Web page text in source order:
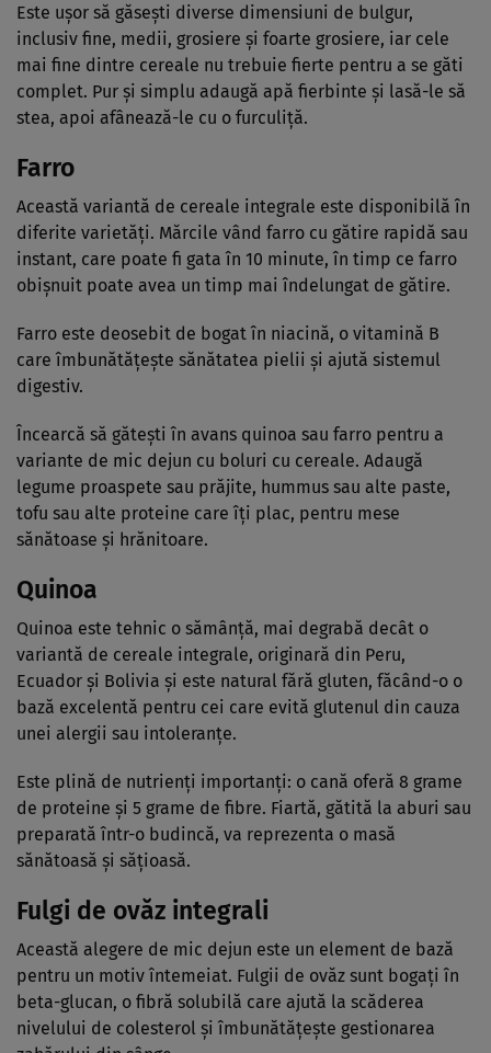
Este ușor să găsești diverse dimensiuni de bulgur,
inclusiv fine, medii, grosiere și foarte grosiere, iar cele
mai fine dintre cereale nu trebuie fierte pentru a se găti
complet. Pur și simplu adaugă apă fierbinte și lasă-le să
stea, apoi afânează-le cu o furculiță.
Farro
Această variantă de cereale integrale este disponibilă în
diferite varietăți. Mărcile vând farro cu gătire rapidă sau
instant, care poate fi gata în 10 minute, în timp ce farro
obișnuit poate avea un timp mai îndelungat de gătire.
Farro este deosebit de bogat în niacină, o vitamină B
care îmbunătățește sănătatea pielii și ajută sistemul
digestiv.
Încearcă să gătești în avans quinoa sau farro pentru a
variante de mic dejun cu boluri cu cereale. Adaugă
legume proaspete sau prăjite, hummus sau alte paste,
tofu sau alte proteine care îți plac, pentru mese
sănătoase și hrănitoare.
Quinoa
Quinoa este tehnic o sămânță, mai degrabă decât o
variantă de cereale integrale, originară din Peru,
Ecuador și Bolivia și este natural fără gluten, făcând-o o
bază excelentă pentru cei care evită glutenul din cauza
unei alergii sau intoleranțe.
Este plină de nutrienți importanți: o cană oferă 8 grame
de proteine și 5 grame de fibre. Fiartă, gătită la aburi sau
preparată într-o budincă, va reprezenta o masă
sănătoasă și sățioasă.
Fulgi de ovăz integrali
Această alegere de mic dejun este un element de bază
pentru un motiv întemeiat. Fulgii de ovăz sunt bogați în
beta-glucan, o fibră solubilă care ajută la scăderea
nivelului de colesterol și îmbunătățește gestionarea